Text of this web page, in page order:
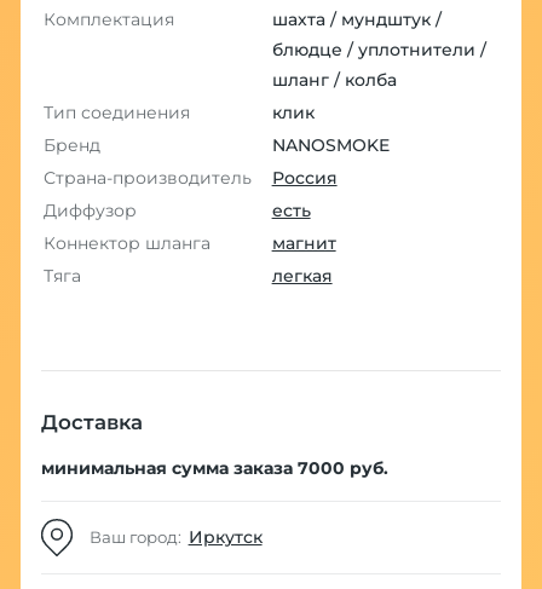
Комплектация
шахта / мундштук /
блюдце / уплотнители /
шланг / колба
Тип соединения
клик
Бренд
NANOSMOKE
Страна-производитель
Россия
Диффузор
есть
Коннектор шланга
магнит
Тяга
легкая
Доставка
минимальная сумма заказа 7000 руб.
Ваш город: Иркутск